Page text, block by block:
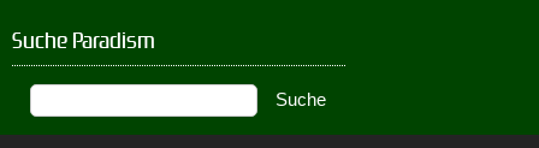
Suche Paradism